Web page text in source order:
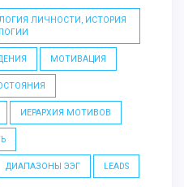
ЛИЧНОСТИ, ИСТОРИЯ
МОТИВАЦИЯ
ИЕРАРХИЯ МОТИВОВ
ДИАПАЗОНЫ ЭЭГ LEADS